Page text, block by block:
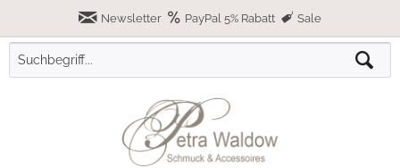
Newsletter PayPal 5% Rabatt Sale